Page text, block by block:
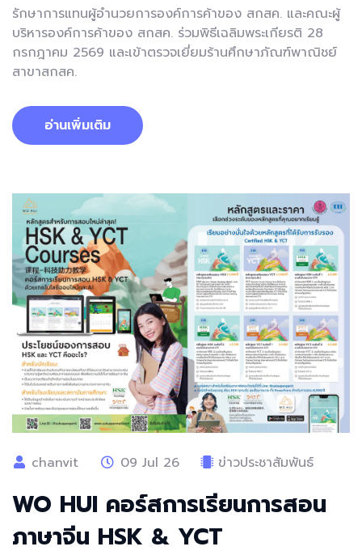
รักษาการแทนผู้อำนวยการองค์การค้าของ สกสค. และคณะผู้
บริหารองค์การค้าของ สกสค. ร่วมพิธีเฉลิมพระเกียรติ 28
กรกฎาคม 2569 และเข้าตรวจเยี่ยมร้านศึกษาภัณฑ์พาณิชย์
สาขาสกสค.
อ่านเพิ่มเติม
chanvit 09 Jul 26 ข่าวประชาสัมพันธ์
WO HUI คอร์สการเรียนการสอน
ภาษาจีน HSK & YCT